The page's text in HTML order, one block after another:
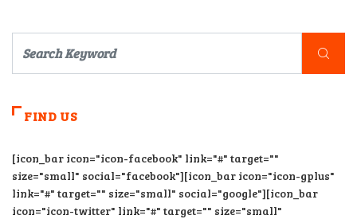
FIND US
[icon_bar icon="icon-facebook" link="#" target=""
size="small" social="facebook"][icon_bar icon="icon-gplus"
link="#" target="" size="small" social="google"][icon_bar
icon="icon-twitter" link="#" target="" size="small"